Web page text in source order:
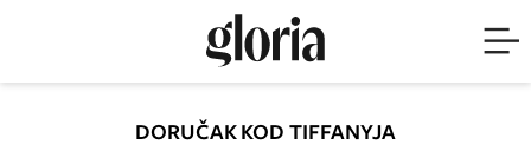
DORUČAK KOD TIFFANYJA